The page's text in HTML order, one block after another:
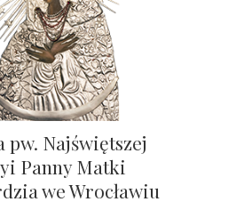
pw. Najświętszej
Panny Matki
we Wrocławiu